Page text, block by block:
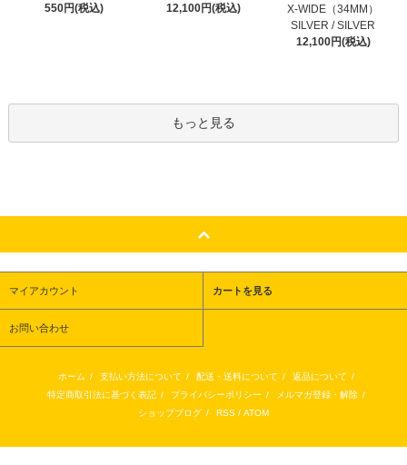
550円(税込)
12,100円(税込)
X-WIDE（34MM）
SILVER / SILVER
12,100円(税込)
もっと見る
マイアカウント カートを見る
お問い合わせ
ホーム / 支払い方法について / 配送・送料について / 返品について /
特定商取引法に基づく表記 / プライバシーポリシー / メルマガ登録・解除 /
ショップブログ / RSS / ATOM